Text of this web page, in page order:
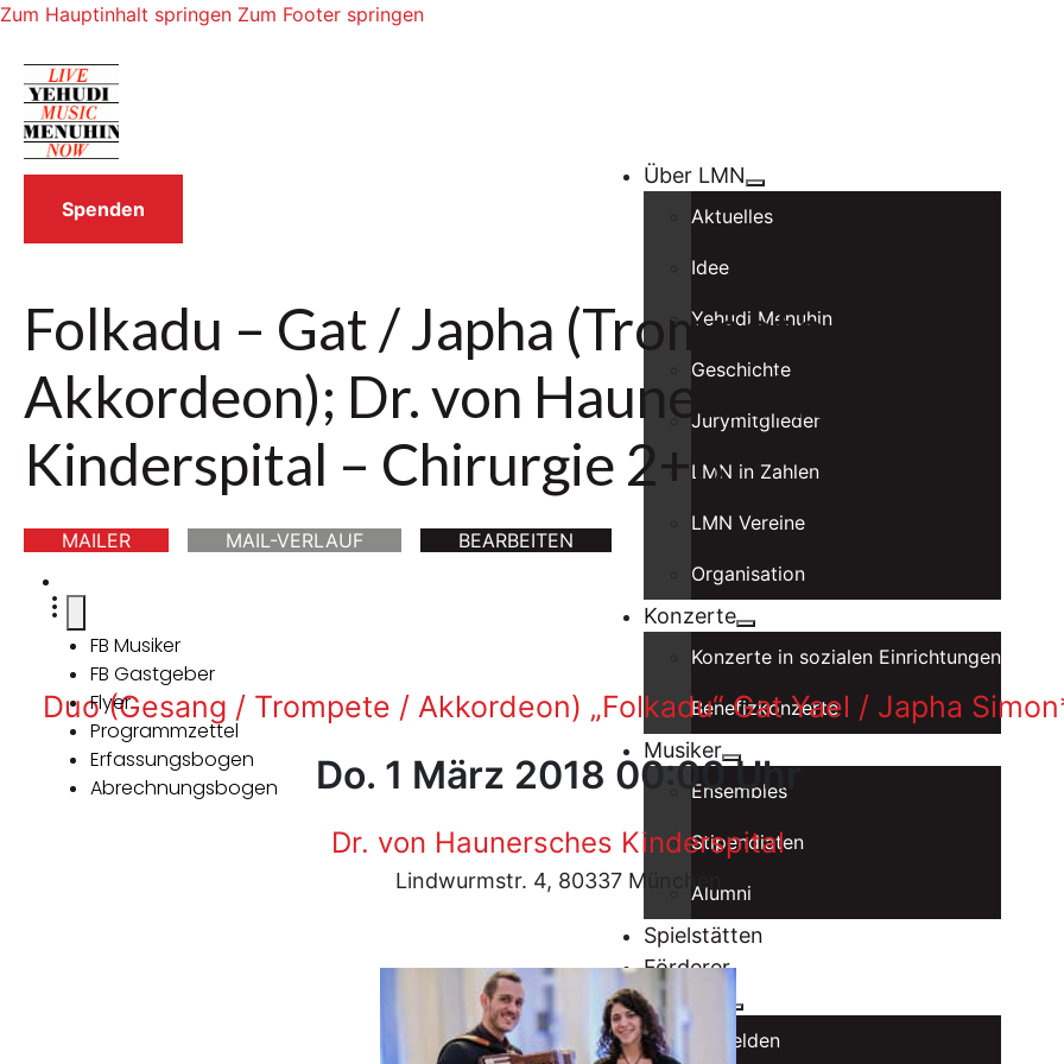
Zum Hauptinhalt springen Zum Footer springen
Über LMN
Aktuelles
Idee
Yehudi Menuhin
Geschichte
Jurymitglieder
LMN in Zahlen
LMN Vereine
Organisation
Konzerte
Konzerte in sozialen Einrichtungen
Benefizkonzerte
Musiker
Ensembles
Stipendiaten
Alumni
Spielstätten
Förderer
Intranet
Anmelden
Spenden
Folkadu – Gat / Japha (Trompete /
Akkordeon); Dr. von Haunersches
Kinderspital – Chirurgie 2+3
MAILER MAIL-VERLAUF BEARBEITEN
FB Musiker
FB Gastgeber
Flyer
Programmzettel
Erfassungsbogen
Abrechnungsbogen
Duo (Gesang / Trompete / Akkordeon) „Folkadu“ Gat Yael / Japha
Do. 1 März 2018 00:00 Uhr
Dr. von Haunersches Kinderspital
Lindwurmstr. 4, 80337 München